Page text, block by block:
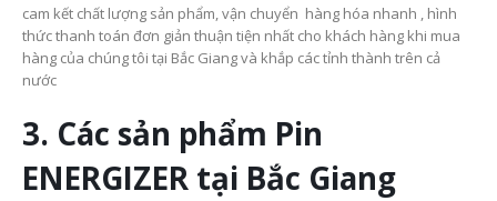
cam kết chất lượng sản phẩm, vận chuyển hàng hóa nhanh , hình
thức thanh toán đơn giản thuận tiện nhất cho khách hàng khi mua
hàng của chúng tôi tại Bắc Giang và khắp các tỉnh thành trên cả
nước
3. Các sản phẩm Pin
ENERGIZER tại Bắc Giang